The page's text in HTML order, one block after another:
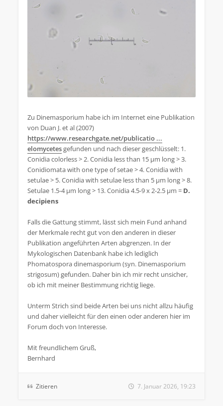
Zu Dinemasporium habe ich im Internet eine Publikation
von Duan J. et al (2007)
https://www.researchgate.net/publicatio ...
elomycetesgefunden und nach dieser geschlüsselt: 1.
Conidia colorless > 2. Conidia less than 15 µm long > 3.
Conidiomata with one type of setae > 4. Conidia with
setulae > 5. Conidia with setulae less than 5 µm long > 8.
Setulae 1.5-4 µm long > 13. Conidia 4.5-9 x 2-2.5 µm = D.
decipiens
Falls die Gattung stimmt, lässt sich mein Fund anhand
der Merkmale recht gut von den anderen in dieser
Publikation angeführten Arten abgrenzen. In der
Mykologischen Datenbank habe ich lediglich
Phomatospora dinemasporium (syn. Dinemasporium
strigosum) gefunden. Daher bin ich mir recht unsicher,
ob ich mit meiner Bestimmung richtig liege.
Unterm Strich sind beide Arten bei uns nicht allzu häufig
und daher vielleicht für den einen oder anderen hier im
Forum doch von Interesse.
Mit freundlichem Gruß,
Bernhard
Zitieren 7. Januar 2026, 19:23